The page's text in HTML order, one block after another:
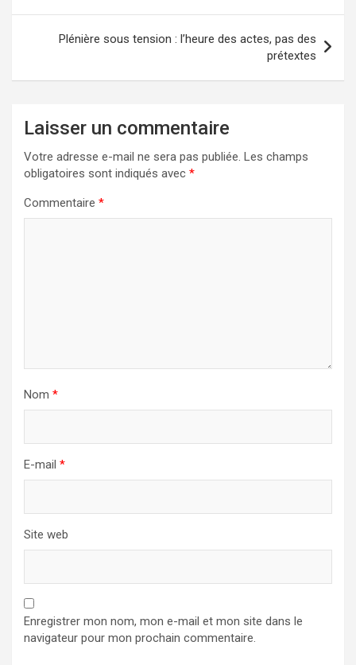
l’article
Plénière sous tension : l’heure des actes, pas des
prétextes
Laisser un commentaire
Votre adresse e-mail ne sera pas publiée. Les champs
obligatoires sont indiqués avec *
Commentaire *
Nom *
E-mail *
Site web
Enregistrer mon nom, mon e-mail et mon site dans le
navigateur pour mon prochain commentaire.